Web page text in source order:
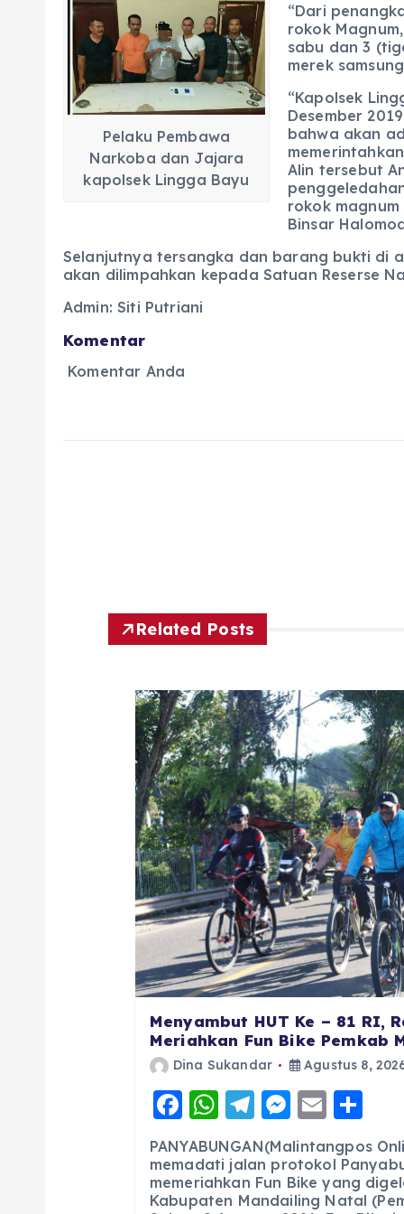
k
Pelaku Pembawa
Narkoba dan Jajara
kapolsek Lingga Bayu
“Dari
rokok
sabu dan 3
merek
“Kapolsek
Desember
bahwa akan
Alin tersebut
rokok
Binsar
Selanjutnya tersangka dan barang bukti di
akan dilimpahkan kepada Satuan Reserse
Admin: Siti Putriani
Komentar
Komentar Anda
Related Posts
Menyambut HUT Ke – 81 RI,
Meriahkan Fun Bike Pemkab
Dina Sukandar Agustus 8,
F
a
c
e
W
h
a
ts
T
el
e
g
M
e
ss
e
E
ai
l
h
a
re
PANYABUNGAN(Malintangpos
memadati jalan protokol
memeriahkan Fun Bike yang
Kabupaten Mandailing Natal